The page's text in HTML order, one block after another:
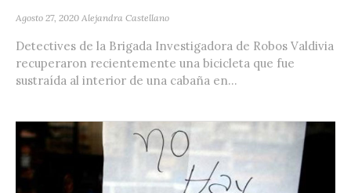
Agosto 27, 2020 Alejandra Castellano
Detectives de la Brigada Investigadora de Robos Valdivia
recuperaron recientemente una bicicleta que fue
sustraída al interior de una cabaña en...